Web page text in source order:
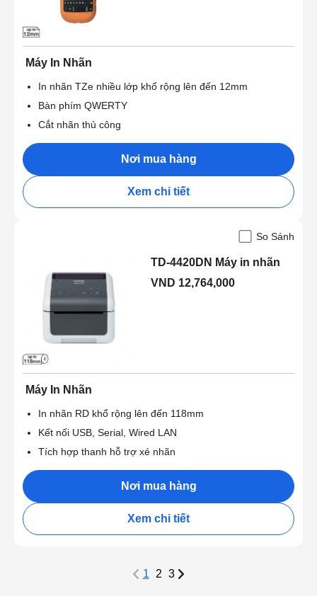
Máy In Nhãn
In nhãn TZe nhiều lớp khổ rộng lên đến 12mm
Bàn phím QWERTY
Cắt nhãn thủ công
Nơi mua hàng
Xem chi tiết
So Sánh
TD-4420DN Máy in nhãn
VND 12,764,000
Máy In Nhãn
In nhãn RD khổ rộng lên đến 118mm
Kết nối USB, Serial, Wired LAN
Tích hợp thanh hỗ trợ xé nhãn
Nơi mua hàng
Xem chi tiết
1 2 3